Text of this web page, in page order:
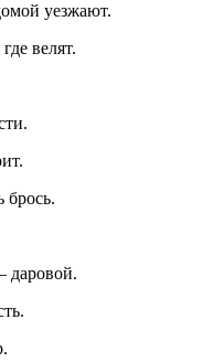
уезжают.
велят.
брось.
даровой.